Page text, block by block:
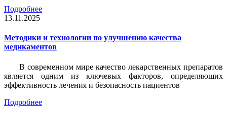
Подробнее
13.11.2025
Методики и технологии по улучшению качества
медикаментов
В современном мире качество лекарственных препаратов
является одним из ключевых факторов, определяющих
эффективность лечения и безопасность пациентов
Подробнее